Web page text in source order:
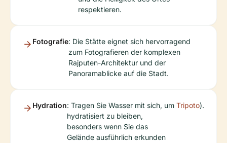
respektieren.
Fotografie: Die Stätte eignet sich hervorragend
zum Fotografieren der komplexen
Rajputen-Architektur und der
Panoramablicke auf die Stadt.
Hydration: Tragen Sie Wasser mit sich, um
hydratisiert zu bleiben,
besonders wenn Sie das
Gelände ausführlich erkunden
Tripoto).